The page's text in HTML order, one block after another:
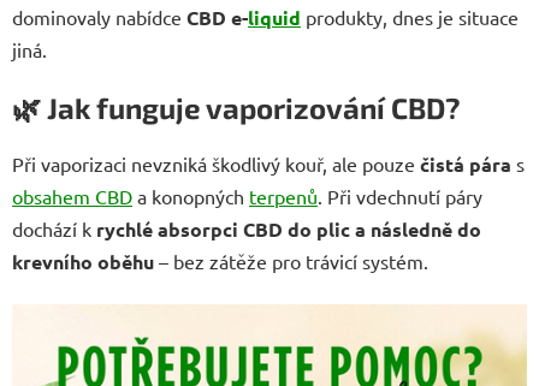
dominovaly nabídce CBD e-liquid produkty, dnes je situace
jiná.
🌿Jak funguje vaporizování CBD?
Při vaporizaci nevzniká škodlivý kouř, ale pouze čistá pára s
obsahem CBD a konopných terpenů. Při vdechnutí páry
dochází k rychlé absorpci CBD do plic a následně do
krevního oběhu – bez zátěže pro trávicí systém.